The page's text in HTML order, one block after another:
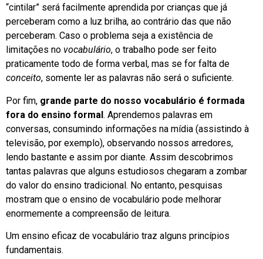
“cintilar” será facilmente aprendida por crianças que já
perceberam como a luz brilha, ao contrário das que não
perceberam. Caso o problema seja a existência de
limitações no vocabulário, o trabalho pode ser feito
praticamente todo de forma verbal, mas se for falta de
conceito, somente ler as palavras não será o suficiente.
Por fim, grande parte do nosso vocabulário é formada
fora do ensino formal. Aprendemos palavras em
conversas, consumindo informações na mídia (assistindo à
televisão, por exemplo), observando nossos arredores,
lendo bastante e assim por diante. Assim descobrimos
tantas palavras que alguns estudiosos chegaram a zombar
do valor do ensino tradicional. No entanto, pesquisas
mostram que o ensino de vocabulário pode melhorar
enormemente a compreensão de leitura.
Um ensino eficaz de vocabulário traz alguns princípios
fundamentais.